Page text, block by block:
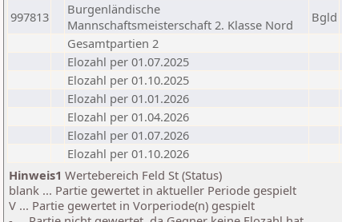
997813
Burgenländische
Mannschaftsmeisterschaft 2. Klasse Nord
Bgld
Gesamtpartien 2
Elozahl per 01.07.2025
Elozahl per 01.10.2025
Elozahl per 01.01.2026
Elozahl per 01.04.2026
Elozahl per 01.07.2026
Elozahl per 01.10.2026
Hinweis1 Wertebereich Feld St (Status)
blank ... Partie gewertet in aktueller Periode gespielt
V ... Partie gewertet in Vorperiode(n) gespielt